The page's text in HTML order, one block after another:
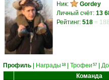
Ник:
Gordey
Личный счёт: 13
Рейтинг: 518 =
Профиль Награды 18 Трофеи 57
Команда